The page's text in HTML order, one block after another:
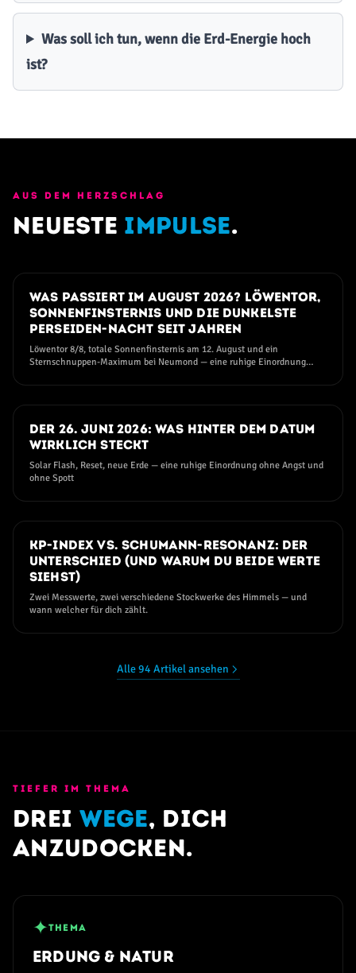
Was soll ich tun, wenn die Erd-Energie hoch
ist?
AUS DEM HERZSCHLAG
Neueste Impulse.
25. JULI 2026
Was passiert im August 2026? Löwentor,
Sonnenfinsternis und die dunkelste
Perseiden-Nacht seit Jahren
Löwentor 8/8, totale Sonnenfinsternis am 12. August und ein
Sternschnuppen-Maximum bei Neumond — eine ruhige Einordnung
11. JUNI 2026
Der 26. Juni 2026: Was hinter dem Datum
wirklich steckt
Solar Flash, Reset, neue Erde — eine ruhige Einordnung ohne Angst und
ohne Spott
09. JUNI 2026
Kp-Index vs. Schumann-Resonanz: der
Unterschied (und warum du beide Werte
siehst)
Zwei Messwerte, zwei verschiedene Stockwerke des Himmels — und
wann welcher für dich zählt.
Alle 94 Artikel ansehen
TIEFER IM THEMA
Drei Wege, dich
anzudocken.
✦THEMA
Erdung & Natur